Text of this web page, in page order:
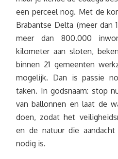
een perceel nog. Met de
Brabantse Delta (meer dan
meer dan 800.000
kilometer aan sloten,
binnen 21 gemeenten
mogelijk. Dan is passie
taken. In godsnaam: stop
van ballonnen en laat de
doen, zodat het
en de natuur die
nodig is.